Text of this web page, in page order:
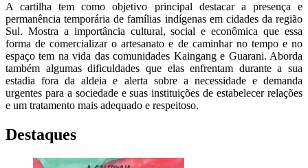
A cartilha tem como objetivo principal destacar a presença e
permanência temporária de famílias indígenas em cidades da região
Sul. Mostra a importância cultural, social e econômica que essa
forma de comercializar o artesanato e de caminhar no tempo e no
espaço tem na vida das comunidades Kaingang e Guarani. Aborda
também algumas dificuldades que elas enfrentam durante a sua
estadia fora da aldeia e alerta sobre a necessidade e demanda
urgentes para a sociedade e suas instituições de estabelecer relações
e um tratamento mais adequado e respeitoso.
Destaques